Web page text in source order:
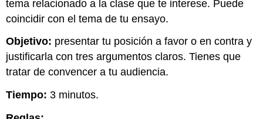
tema relacionado a la clase que te interese. Puede
coincidir con el tema de tu ensayo.
Objetivo: presentar tu posición a favor o en contra y
justificarla con tres argumentos claros. Tienes que
tratar de convencer a tu audiencia.
Tiempo: 3 minutos.